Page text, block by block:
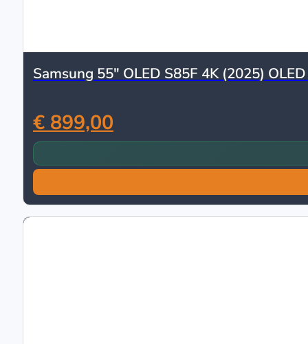
Samsung 55″ OLED S85F 4K (2025)
€ 899,00